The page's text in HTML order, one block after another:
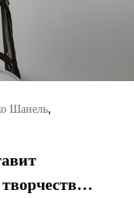
Шанель,